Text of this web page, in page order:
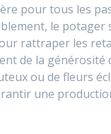
pour tous les
le
rattraper les
de la générosité
ou de fleurs
une